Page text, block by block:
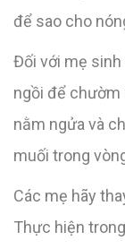
để sao cho
Đối với mẹ
ngồi để chườm
nằm ngửa và
muối trong
Các mẹ hãy
Thực hiện